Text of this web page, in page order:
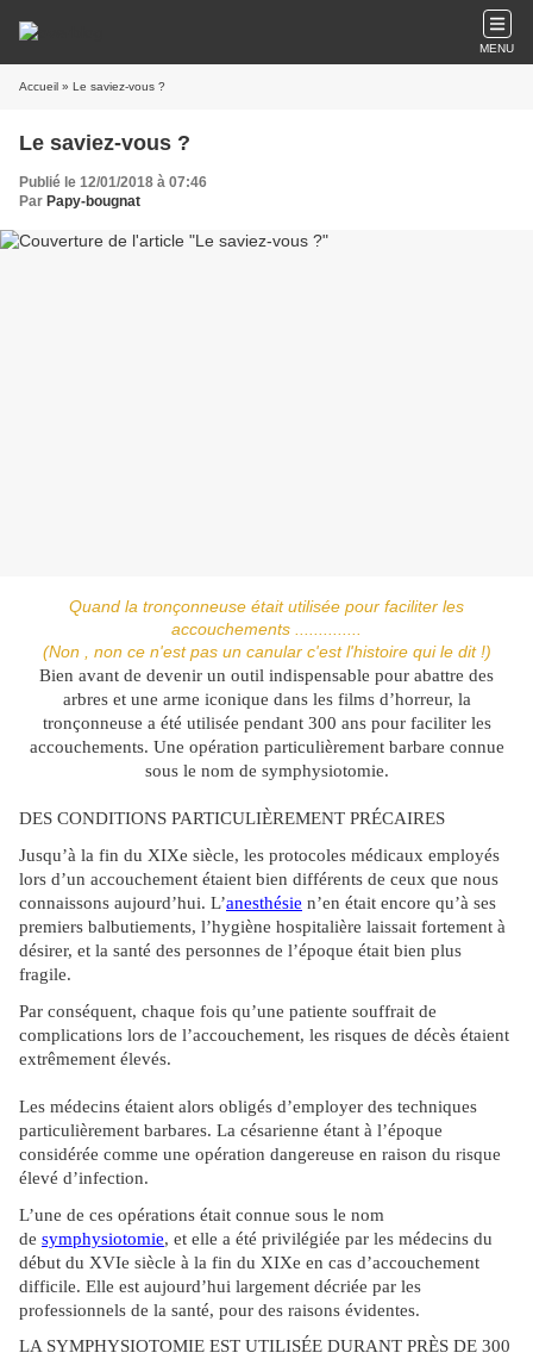
MENU
Accueil » Le saviez-vous ?
Le saviez-vous ?
Publié le 12/01/2018 à 07:46
Par Papy-bougnat
Quand la tronçonneuse était utilisée pour faciliter les
accouchements ..............
(Non , non ce n'est pas un canular c'est l'histoire qui le dit !)
Bien avant de devenir un outil indispensable pour abattre des
arbres et une arme iconique dans les films d’horreur, la
tronçonneuse a été utilisée pendant 300 ans pour faciliter les
accouchements. Une opération particulièrement barbare connue
sous le nom de symphysiotomie.
DES CONDITIONS PARTICULIÈREMENT PRÉCAIRES
Jusqu’à la fin du XIXe siècle, les protocoles médicaux employés
lors d’un accouchement étaient bien différents de ceux que nous
connaissons aujourd’hui. L’anesthésie n’en était encore qu’à ses
premiers balbutiements, l’hygiène hospitalière laissait fortement à
désirer, et la santé des personnes de l’époque était bien plus
fragile.
Par conséquent, chaque fois qu’une patiente souffrait de
complications lors de l’accouchement, les risques de décès étaient
extrêmement élevés.
Les médecins étaient alors obligés d’employer des techniques
particulièrement barbares. La césarienne étant à l’époque
considérée comme une opération dangereuse en raison du risque
élevé d’infection.
L’une de ces opérations était connue sous le nom
de symphysiotomie, et elle a été privilégiée par les médecins du
début du XVIe siècle à la fin du XIXe en cas d’accouchement
difficile. Elle est aujourd’hui largement décriée par les
professionnels de la santé, pour des raisons évidentes.
LA SYMPHYSIOTOMIE EST UTILISÉE DURANT PRÈS DE 300